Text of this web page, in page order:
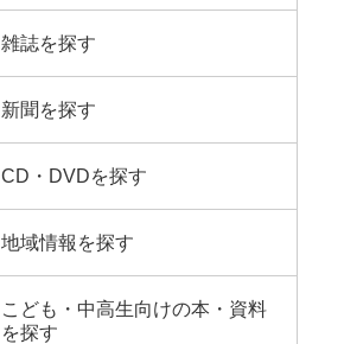
雑誌を探す
新聞を探す
CD・DVDを探す
地域情報を探す
こども・中高生向けの本・資料
を探す